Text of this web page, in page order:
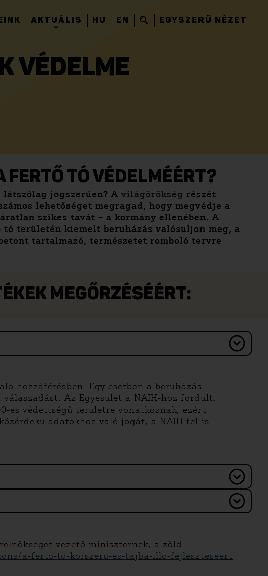
AKTUÁLIS HU EN EGYSZERŰ NÉZET
VÉDELME
FERTŐ TÓ VÉDELMÉÉRT?
jogszerűen? A világörökség részét
lehetőséget megragad, hogy megvédje a
szikes tavát – a kormány ellenében. A
területén kiemelt beruházás valósuljon meg, a
tartalmazó, természetet romboló tervre
MEGŐRZÉSÉÉRT:
hozzáférésben. Egy esetben a beruházás
Az Egyesület a NAIH-hoz fordult,
es védettségű területre vonatkoznak, ezért
adatokhoz való jogát, a NAIH fel is
vezető miniszternek, a zöld
a-ferto-to-korszeru-es-tajba-illo-fejleszteseert